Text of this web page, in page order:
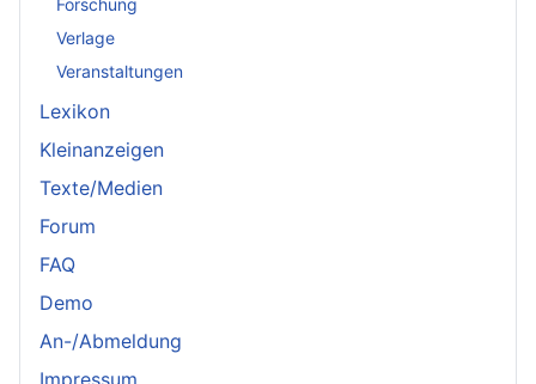
Forschung
Verlage
Veranstaltungen
Lexikon
Kleinanzeigen
Texte/Medien
Forum
FAQ
Demo
An-/Abmeldung